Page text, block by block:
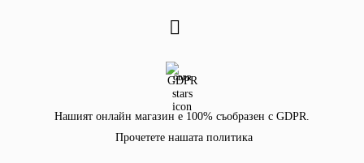
GDPR
Нашият онлайн магазин е 100% съобразен с GDPR.
Прочетете нашата политика